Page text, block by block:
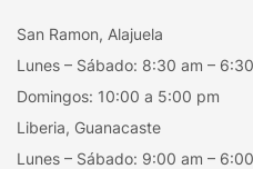
San Ramon, Alajuela
Lunes – Sábado: 8:30 am –
Domingos: 10:00 a 5:00 pm
Liberia, Guanacaste
Lunes – Sábado: 9:00 am –